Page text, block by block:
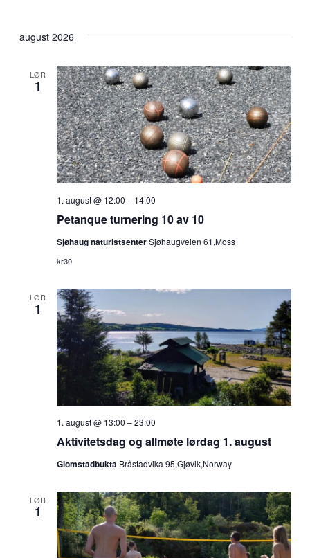
august 2026
LØR
1
Petanque turnering 10 av 10
1. august @ 12:00 – 14:00
Sjøhaug naturistsenterSjøhaugveien 61,Moss
kr30
LØR
1
Aktivitetsdag og allmøte lørdag 1. august
1. august @ 13:00 –23:00
Glomstadbukta Bråstadvika 95,Gjøvik,Norway
LØR
1